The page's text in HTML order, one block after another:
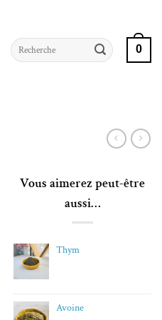
Recherche
pour :
0
Vous aimerez peut-être
aussi…
Thym
Avoine